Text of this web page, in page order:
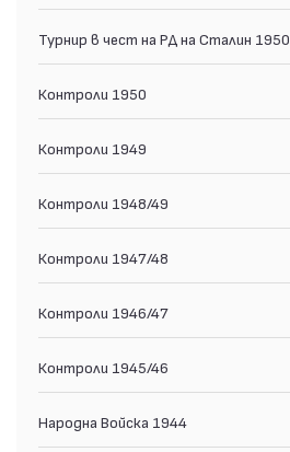
Турнир в чест на РД на Сталин 1950
Контроли 1950
Контроли 1949
Контроли 1948/49
Контроли 1947/48
Контроли 1946/47
Контроли 1945/46
Народна Войска 1944